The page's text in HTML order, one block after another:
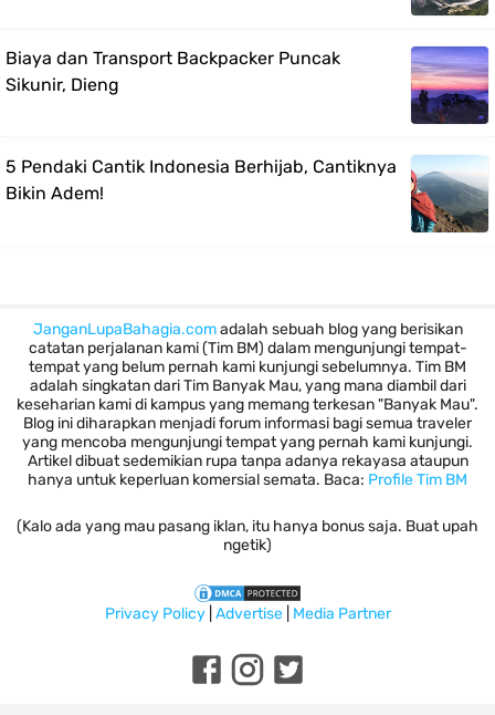
Biaya dan Transport Backpacker Puncak
Sikunir, Dieng
5 Pendaki Cantik Indonesia Berhijab, Cantiknya
Bikin Adem!
JanganLupaBahagia.comadalah sebuah blog yang berisikan
catatan perjalanan kami (Tim BM) dalam mengunjungi tempat-
tempat yang belum pernah kami kunjungi sebelumnya. Tim BM
adalah singkatan dari Tim Banyak Mau, yang mana diambil dari
keseharian kami di kampus yang memang terkesan "Banyak Mau".
Blog ini diharapkan menjadi forum informasi bagi semua traveler
yang mencoba mengunjungi tempat yang pernah kami kunjungi.
Artikel dibuat sedemikian rupa tanpa adanya rekayasa ataupun
hanya untuk keperluan komersial semata. Baca: Profile Tim BM
(Kalo ada yang mau pasang iklan, itu hanya bonus saja. Buat upah
ngetik)
Privacy Policy| Advertise| Media Partner